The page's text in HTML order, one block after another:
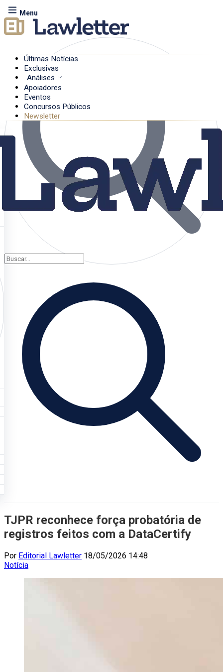
Menu
Últimas Notícias
Exclusivas
Análises
Apoiadores
Eventos
Concursos Públicos
Newsletter
TJPR reconhece força probatória de
registros feitos com a DataCertify
Por Editorial Lawletter 18/05/2026 14:48
Notícia